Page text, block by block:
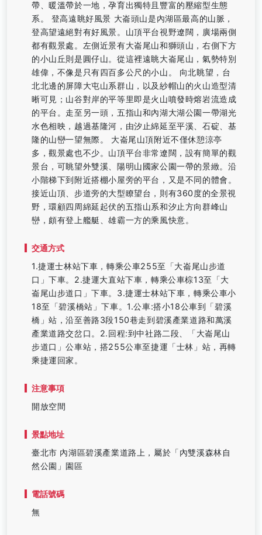
帶、暖溫帶於一地，孕育出獨特且豐富的壓縮型生態
系。 登高遠眺好風景 大崙頭山是內湖區最高的山脈，
登高望遠絕對有好風景。山頂平台視野遼闊，廣場兩側
都有觀景處。左側近景有大崙尾山和獅頭山，右側下方
的小山丘則是圓仔山。從這裡遠眺大崙尾山，氣勢特別
雄偉，不像是只有四百多公尺的小山。 向北眺望，台
北北邊的屏障大屯山系群山，以及紗帽山的火山造型清
晰可見；山谷對岸的平等里即是火山噴發時熔岩流造成
的平台。走至另一頭，五指山和內湖大湖公園一帶湖光
水色相映，越過基隆河，由汐止綿延至平溪、石碇、基
隆的山巒一望無際。 大崙尾山頂附近不僅休憩涼亭
多，觀景處也不少。山頂平台非常遼闊，設有簡單的觀
景台，可眺望外雙溪、陽明山國家公園一帶的景緻。沿
小階梯下到附近搭棚小屋旁的平台，又是不同的體會。
接近山頂、步道旁的大型瞭望台，則有360度的全景視
野，環顧四周綿延起伏的五指山系和汐止方向群峰山
巒，頗有登上艦艇、雄霸一方的乘風快意。
交通方式
1.捷運士林站下車，轉乘公車255至「大崙尾山步道
口」下車。2.捷運大直站下車，轉乘公車棕13至「大
崙尾山步道口」下車。3.捷運士林站下車，轉乘公車小
18至「碧溪橋站」下車。1.公車:搭小18公車到「碧溪
橋」站，沿至善路3段150巷走到碧溪產業道路和萬溪
產業道路交岔口。2.回程:到中社路二段、「大崙尾山
步道口」公車站，搭255公車至捷運「士林」站，再轉
乘捷運回家。
注意事項
開放空間
景點地址
臺北市 內湖區碧溪產業道路上，屬於「內雙溪森林自
然公園」園區
電話號碼
無